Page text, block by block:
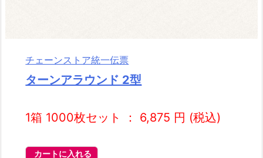
チェーンストア統一伝票
ターンアラウンド 2型
1箱 1000枚セット ： 6,875 円 (税込)
カートに入れる